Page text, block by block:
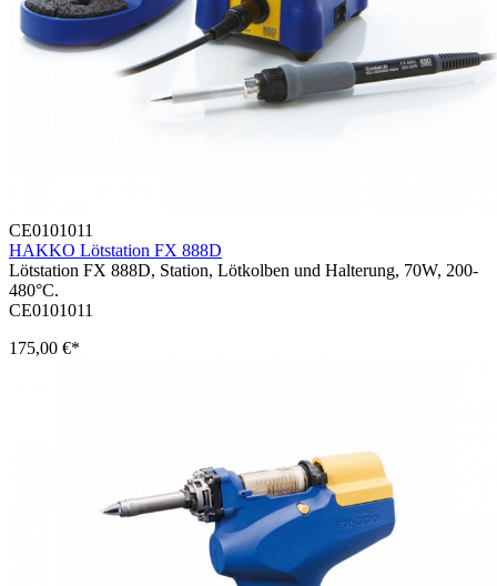
CE0101011
HAKKO Lötstation FX 888D
Lötstation FX 888D, Station, Lötkolben und Halterung, 70W, 200-
480°C.
CE0101011
175,00 €*